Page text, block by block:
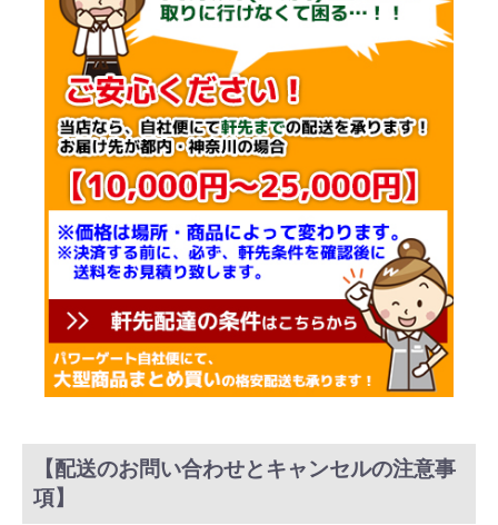
【配送のお問い合わせとキャンセルの注意事
項】